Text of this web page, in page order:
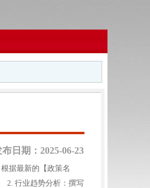
布日期：2025-06-23
据最新的【政策名
2. 行业趋势分析：撰写